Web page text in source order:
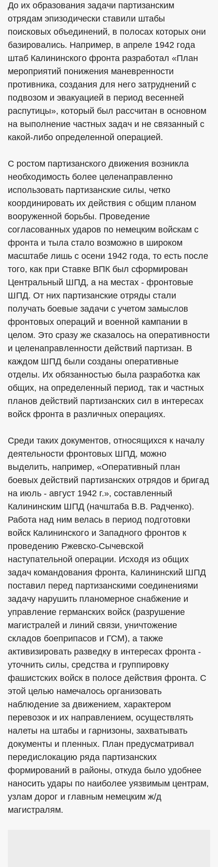
До их образования задачи партизанским
отрядам эпизодически ставили штабы
поисковых объединений, в полосах которых они
базировались. Например, в апреле 1942 года
штаб Калининского фронта разработал «План
мероприятий понижения маневренности
противника, создания для него затруднений с
подвозом и эвакуацией в период весенней
распутицы», который был рассчитан в основном
на выполнение частных задач и не связанный с
какой-либо определенной операцией.
С ростом партизанского движения возникла
необходимость более целенаправленно
использовать партизанские силы, четко
координировать их действия с общим планом
вооруженной борьбы. Проведение
согласованных ударов по немецким войскам с
фронта и тыла стало возможно в широком
масштабе лишь с осени 1942 года, то есть после
того, как при Ставке ВПК был сформирован
Центральный ШПД, а на местах - фронтовые
ШПД. От них партизанские отряды стали
получать боевые задачи с учетом замыслов
фронтовых операций и военной кампании в
целом. Это сразу же сказалось на оперативности
и целенаправленности действий партизан. В
каждом ШПД были созданы оперативные
отделы. Их обязанностью была разработка как
общих, на определенный период, так и частных
планов действий партизанских сил в интересах
войск фронта в различных операциях.
Среди таких документов, относящихся к началу
деятельности фронтовых ШПД, можно
выделить, например, «Оперативный план
боевых действий партизанских отрядов и бригад
на июль - август 1942 г.», составленный
Калининским ШПД (начштаба В.В. Радченко).
Работа над ним велась в период подготовки
войск Калининского и Западного фронтов к
проведению Ржевско-Сычевской
наступательной операции. Исходя из общих
задач командования фронта, Калининский ШПД
поставил перед партизанскими соединениями
задачу нарушить планомерное снабжение и
управление германских войск (разрушение
магистралей и линий связи, уничтожение
складов боеприпасов и ГСМ), а также
активизировать разведку в интересах фронта -
уточнить силы, средства и группировку
фашистских войск в полосе действия фронта. С
этой целью намечалось организовать
наблюдение за движением, характером
перевозок и их направлением, осуществлять
налеты на штабы и гарнизоны, захватывать
документы и пленных. План предусматривал
передислокацию ряда партизанских
формирований в районы, откуда было удобнее
наносить удары по наиболее уязвимым центрам,
узлам дорог и главным немецким ж/д
магистралям.